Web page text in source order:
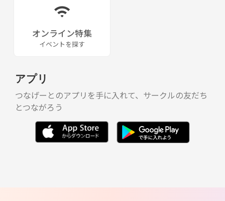
オンライン特集
イベントを探す
アプリ
つなげーとのアプリを手に入れて、サークルの友だち
とつながろう